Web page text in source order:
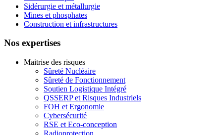
Sidérurgie et métallurgie
Mines et phosphates
Construction et infrastructures
Nos expertises
Maitrise des risques
Sûreté Nucléaire
Sûreté de Fonctionnement
Soutien Logistique Intégré
QSSERP et Risques Industriels
FOH et Ergonomie
Cybersécurité
RSE et Eco-conception
Radioprotection